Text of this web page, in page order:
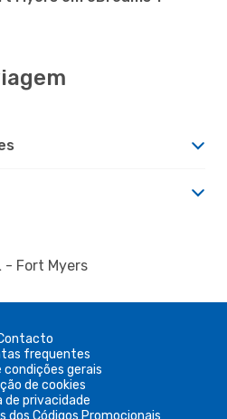
- Fort Myers
frequentes
condições gerais
de cookies
de privacidade
dos Códigos Promocionais